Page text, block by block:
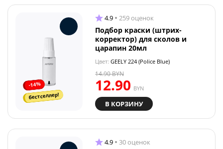
-14%
бестселлер!
4.9 259 оценок
Подбор краски (штрих-
корректор) для сколов и
царапин 20мл
Цвет: GEELY 224 (Police Blue)
12.90 BYN
14.90BYN
В КОРЗИНУ
4.9 30 оценок